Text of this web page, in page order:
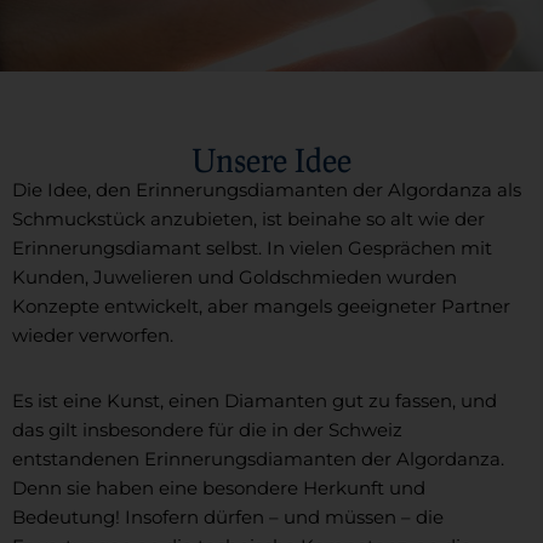
Unsere Idee
Die Idee, den Erinnerungsdiamanten der Algordanza als
Schmuckstück anzubieten, ist beinahe so alt wie der
Erinnerungsdiamant selbst. In vielen Gesprächen mit
Kunden, Juwelieren und Goldschmieden wurden
Konzepte entwickelt, aber mangels geeigneter Partner
wieder verworfen.
Es ist eine Kunst, einen Diamanten gut zu fassen, und
das gilt insbesondere für die in der Schweiz
entstandenen Erinnerungsdiamanten der Algordanza.
Denn sie haben eine besondere Herkunft und
Bedeutung! Insofern dürfen – und müssen – die